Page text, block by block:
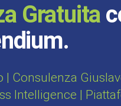
Gratuita
Consulenza
Intelligence |